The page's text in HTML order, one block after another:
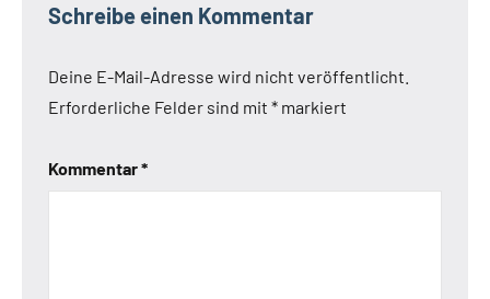
Schreibe einen Kommentar
Deine E-Mail-Adresse wird nicht veröffentlicht.
Erforderliche Felder sind mit * markiert
Kommentar*